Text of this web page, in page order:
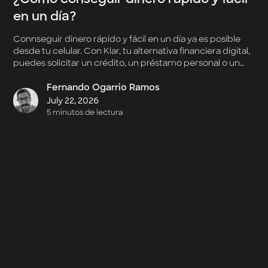
en un día?
Connseguir dinero rápido y fácil en un día ya es posible
desde tu celular. Con Klar, tu alternativa financiera digital,
puedes solicitar un crédito, un préstamo personal o un
respuesta inmediata sobre tu aprobación.
Fernando Ogarrio Ramos
July 22, 2026
5 minutos de lectura